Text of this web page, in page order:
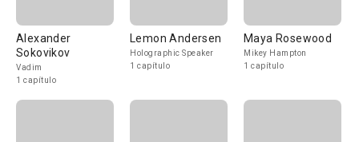
Alexander
Sokovikov
Vadim
1 capítulo
Lemon Andersen
Holographic Speaker
1 capítulo
Maya Rosewood
Mikey Hampton
1 capítulo